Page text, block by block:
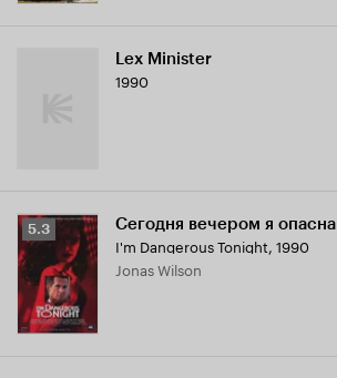
Lex Minister
1990
Рейтинг
Кинопоиска
5.3
5.3 Сегодня вечером я опасна
I'm Dangerous Tonight, 1990
Jonas Wilson